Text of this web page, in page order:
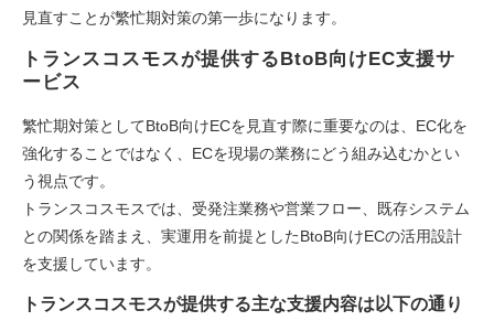
見直すことが繁忙期対策の第一歩になります。
トランスコスモスが提供するBtoB向けEC支援サ
ービス
繁忙期対策としてBtoB向けECを見直す際に重要なのは、EC化を
強化することではなく、ECを現場の業務にどう組み込むかとい
う視点です。
トランスコスモスでは、受発注業務や営業フロー、既存システム
との関係を踏まえ、実運用を前提としたBtoB向けECの活用設計
を支援しています。
トランスコスモスが提供する主な支援内容は以下の通り